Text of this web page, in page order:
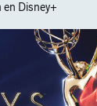
en Disney+